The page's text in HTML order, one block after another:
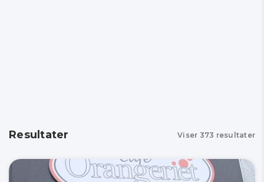
Resultater Viser 373 resultater